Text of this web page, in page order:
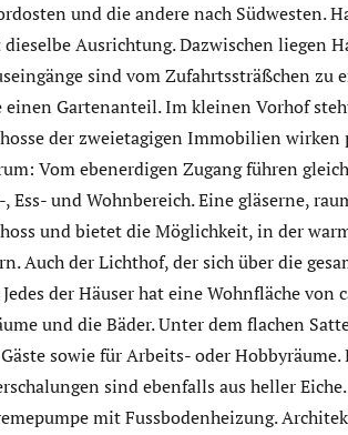
und die andere nach Südwesten.
Ausrichtung. Dazwischen liegen
sind vom Zufahrtssträßchen zu
einen Gartenanteil. Im kleinen Vorhof
der zweietagigen Immobilien
Vom ebenerdigen Zugang führen
Ess- und Wohnbereich. Eine gläserne,
und bietet die Möglichkeit, in der
Auch der Lichthof, der sich über die
der Häuser hat eine Wohnfläche von
und die Bäder. Unter dem flachen
Gäste sowie für Arbeits- oder
sind ebenfalls aus heller
mit Fussbodenheizung.